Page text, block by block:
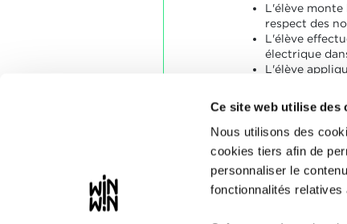
Ce site web utilise des
Nous utilisons des
cookies tiers afin de
personnaliser le
fonctionnalités
L'élève
respect des
L'élève
électrique
L'élève
L'élève a
énoncés
indicateurs.